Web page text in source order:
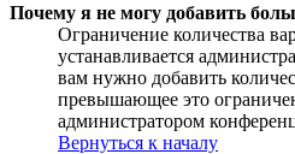
Почему я не могу добавить
Ограничение количества
устанавливается
вам нужно добавить
превышающее это
администратором
Вернуться к началу